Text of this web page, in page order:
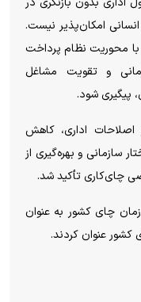
امکان‌پذیر نیست.
محوریت نظام پرداخت
و تقویت مشاغل
پیگیری شود.
اداری، کاهش
سازمانی و بهره‌گیری از
چای‌کاری تأکید شد.
چای کشور به عنوان
کشور عنوان کردند.